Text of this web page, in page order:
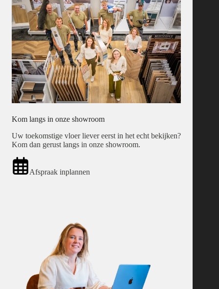
Kom langs in onze showroom
Uw toekomstige vloer liever eerst in het echt bekijken?
Kom dan gerust langs in onze showroom.
Afspraak inplannen